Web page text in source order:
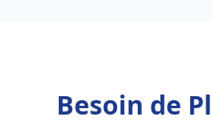
Besoin de